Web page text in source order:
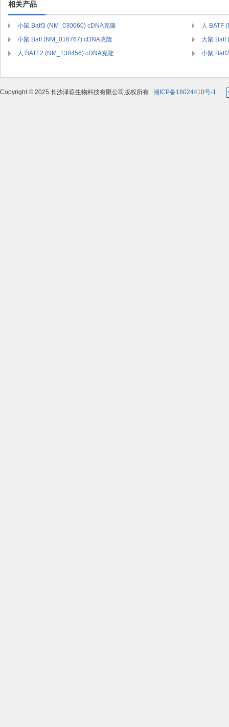
相关产品
小鼠 Batf3 (NM_030060) cDNA克隆
人 BATF
小鼠 Batf (NM_016767) cDNA克隆
大鼠 Batf
人 BATF2 (NM_138456) cDNA克隆
小鼠
Copyright © 2025 长沙泽琼生物科技有限公司版权所有 湘ICP备18024410号-1